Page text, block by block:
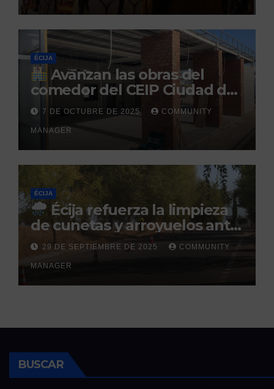
ÉCIJA
Avanzan las obras del
comedor del CEIP Ciudad del
Sol: su finalización está
prevista para finales de 2025
7 DE OCTUBRE DE 2025 COMMUNITY
MANAGER
ÉCIJA
Écija refuerza la limpieza
de cunetas y arroyuelos ante
la llegada de las lluvias
otoñales
29 DE SEPTIEMBRE DE 2025 COMMUNITY
MANAGER
BUSCAR